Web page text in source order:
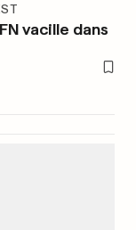
vacille dans